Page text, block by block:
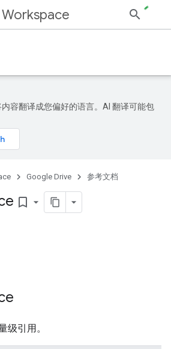
Workspace
容翻译成您偏好的语言。AI 翻译可能包
Google Drive 参考文档
bookmark_border
级引用。